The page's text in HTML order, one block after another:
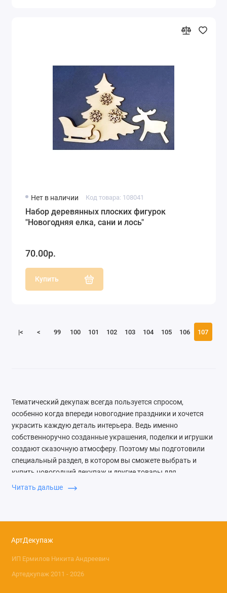
Нет в наличии Код товара: 108041
Набор деревянных плоских фигурок
"Новогодняя елка, сани и лось"
70.00р.
Купить
|< < 99 100 101 102 103 104 105 106 107
Тематический декупаж всегда пользуется спросом,
особенно когда впереди новогодние праздники и хочется
украсить каждую деталь интерьера. Ведь именно
собственноручно созданные украшения, поделки и игрушки
создают сказочную атмосферу. Поэтому мы подготовили
специальный раздел, в котором вы сможете выбрать и
купить новогодний декупаж и другие товары для
творчества.
декор
Несложная техника украшения привычных предметов –
декупаж, последнее время стала очень популярна среди
создать особенную вещь. Для работы используются
Читать дальше
АртДекупаж
ИП Ермилов Никита Андреевич
Артедкупаж 2011 - 2026